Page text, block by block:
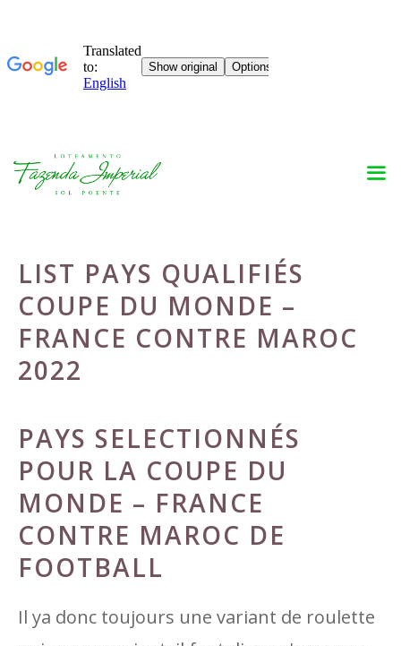
Skip
LIST PAYS QUALIFIÉS
COUPE DU MONDE –
FRANCE CONTRE MAROC
2022
PAYS SELECTIONNÉS
POUR LA COUPE DU
MONDE – FRANCE
CONTRE MAROC DE
FOOTBALL
Il ya donc toujours une variant de roulette